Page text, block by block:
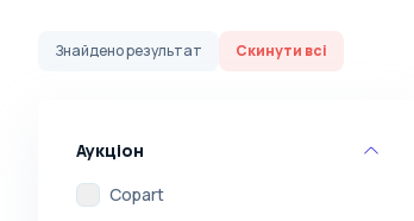
Знайденорезультат Скинути всі
Аукціон
Copart